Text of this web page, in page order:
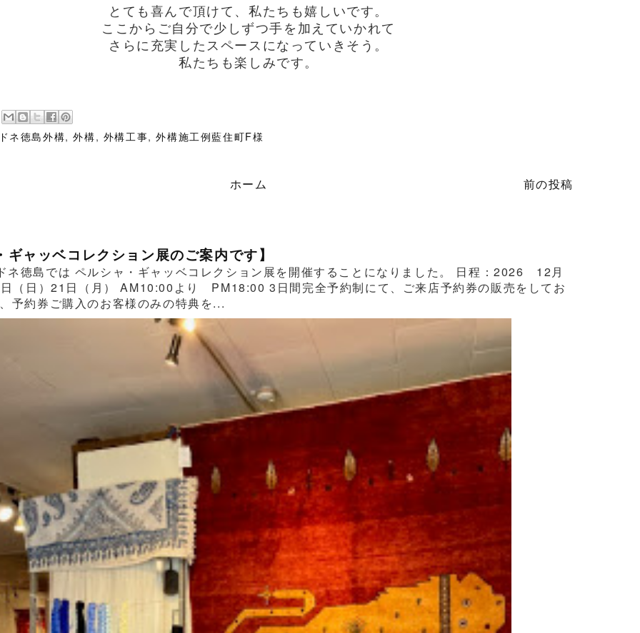
とても喜んで頂けて、私たちも嬉しいです。
ここからご自分で少しずつ手を加えていかれて
さらに充実したスペースになっていきそう。
私たちも楽しみです。
ネ徳島外構,外構, 外構工事,外構施工例藍住町F様
前の投稿
ホーム
ギャッベコレクション展のご案内です】
ネ徳島では ペルシャ・ギャッベコレクション展を開催することになりました。 日程：2026 12月
（日）21日（月） AM10:00より PM18:00 3日間完全予約制にて、ご来店予約券の販売をしてお
予約券ご購入のお客様のみの特典を...